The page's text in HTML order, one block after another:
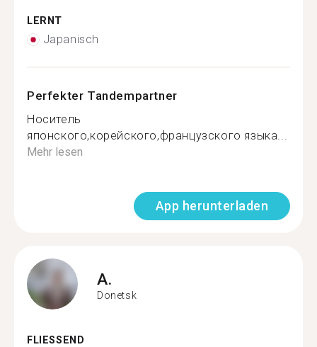
LERNT
Japanisch
Perfekter Tandempartner
Носитель
японского,корейского,французского языка...
Mehr lesen
App herunterladen
A.
Donetsk
FLIESSEND